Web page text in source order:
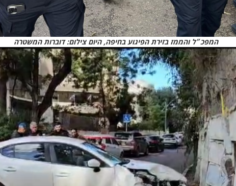
המפכ״ל והממז בזירת הפיגוע בחיפה, היום צילום: דוברות המשטרה